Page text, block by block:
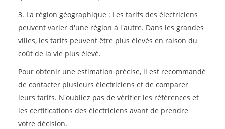
3. La région géographique : Les tarifs des électriciens
peuvent varier d'une région à l'autre. Dans les grandes
villes, les tarifs peuvent être plus élevés en raison du
coût de la vie plus élevé.
Pour obtenir une estimation précise, il est recommandé
de contacter plusieurs électriciens et de comparer
leurs tarifs. N'oubliez pas de vérifier les références et
les certifications des électriciens avant de prendre
votre décision.